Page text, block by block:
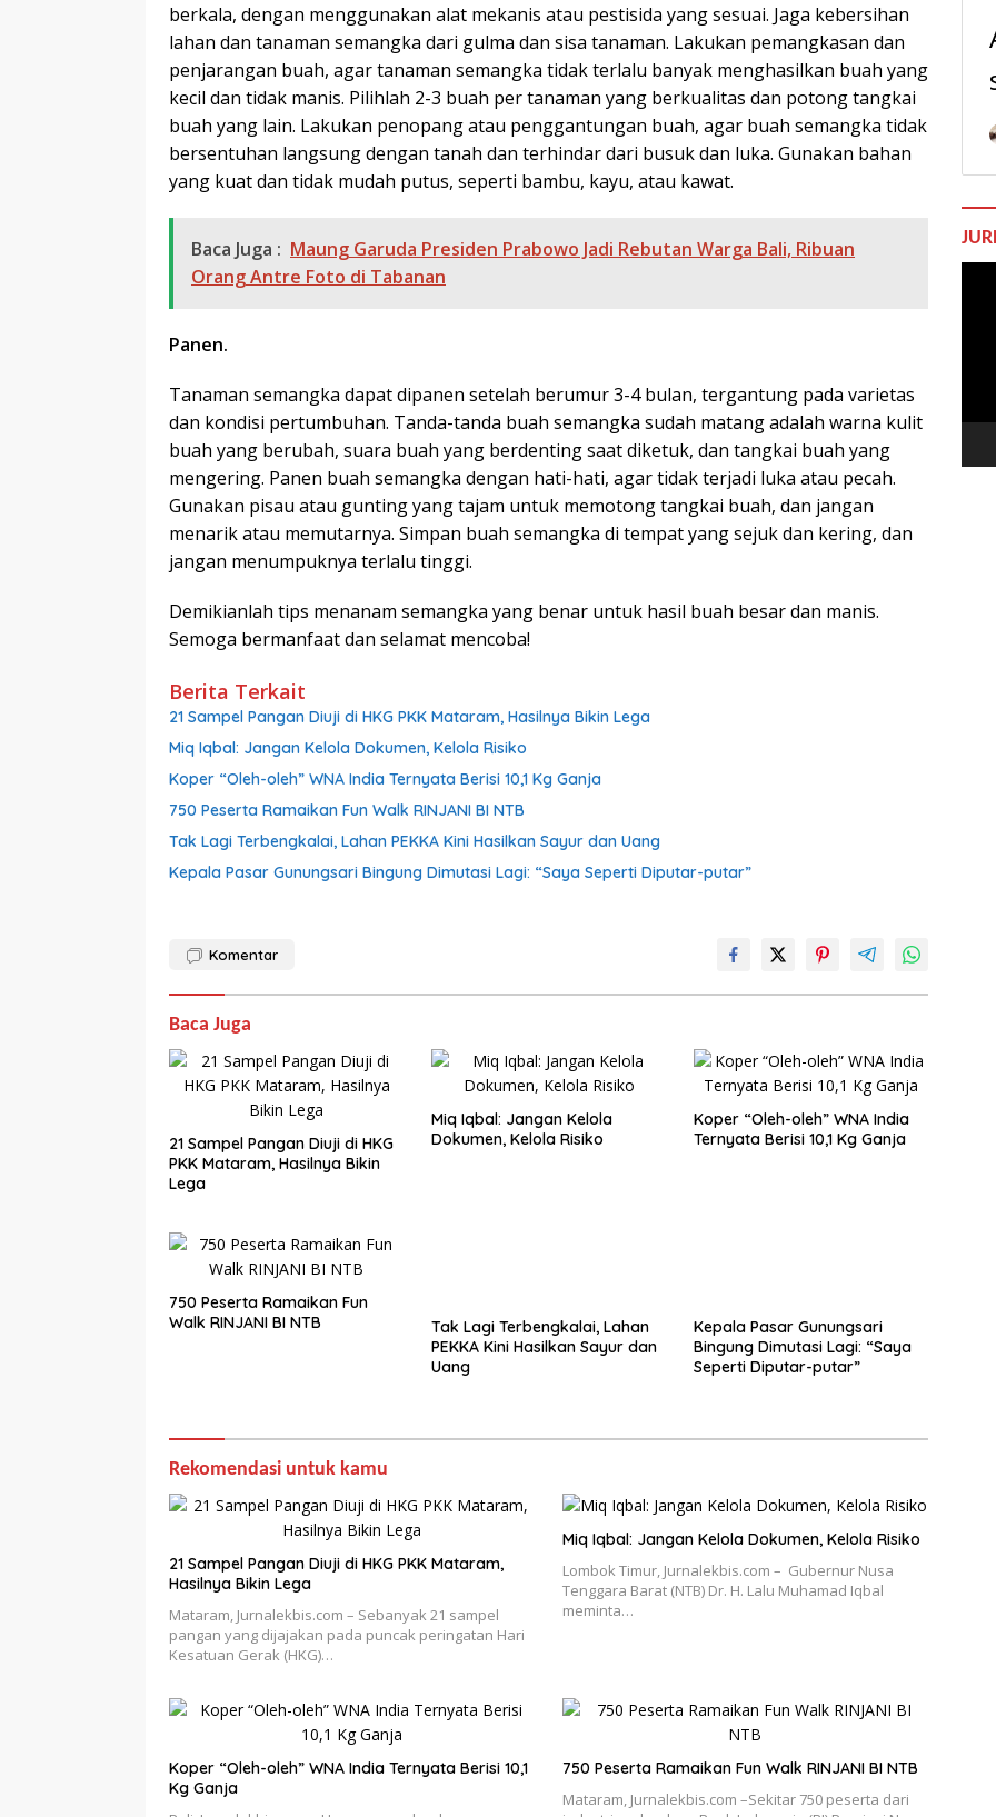
berkala, dengan menggunakan alat mekanis atau pestisida yang sesuai. Jaga kebersihan
lahan dan tanaman semangka dari gulma dan sisa tanaman. Lakukan pemangkasan dan
penjarangan buah, agar tanaman semangka tidak terlalu banyak menghasilkan buah yang
kecil dan tidak manis. Pilihlah 2-3 buah per tanaman yang berkualitas dan potong tangkai
buah yang lain. Lakukan penopang atau penggantungan buah, agar buah semangka tidak
bersentuhan langsung dengan tanah dan terhindar dari busuk dan luka. Gunakan bahan
yang kuat dan tidak mudah putus, seperti bambu, kayu, atau kawat.
Baca Juga : Maung Garuda Presiden Prabowo Jadi Rebutan Warga Bali, Ribuan
Orang Antre Foto di Tabanan
Panen.
Tanaman semangka dapat dipanen setelah berumur 3-4 bulan, tergantung pada varietas
dan kondisi pertumbuhan. Tanda-tanda buah semangka sudah matang adalah warna kulit
buah yang berubah, suara buah yang berdenting saat diketuk, dan tangkai buah yang
mengering. Panen buah semangka dengan hati-hati, agar tidak terjadi luka atau pecah.
Gunakan pisau atau gunting yang tajam untuk memotong tangkai buah, dan jangan
menarik atau memutarnya. Simpan buah semangka di tempat yang sejuk dan kering, dan
jangan menumpuknya terlalu tinggi.
Demikianlah tips menanam semangka yang benar untuk hasil buah besar dan manis.
Semoga bermanfaat dan selamat mencoba!
Berita Terkait
21 Sampel Pangan Diuji di HKG PKK Mataram, Hasilnya Bikin Lega
Miq Iqbal: Jangan Kelola Dokumen, Kelola Risiko
Koper “Oleh-oleh” WNA India Ternyata Berisi 10,1 Kg Ganja
750 Peserta Ramaikan Fun Walk RINJANI BI NTB
Tak Lagi Terbengkalai, Lahan PEKKA Kini Hasilkan Sayur dan Uang
Kepala Pasar Gunungsari Bingung Dimutasi Lagi: “Saya Seperti Diputar-putar”
Komentar
Baca Juga
21 Sampel Pangan Diuji di HKG
PKK Mataram, Hasilnya Bikin
Lega
Miq Iqbal: Jangan Kelola
Dokumen, Kelola Risiko
Koper “Oleh-oleh” WNA India
Ternyata Berisi 10,1 Kg Ganja
750 Peserta Ramaikan Fun
Walk RINJANI BI NTB
Tak Lagi Terbengkalai, Lahan
PEKKA Kini Hasilkan Sayur dan
Uang
Kepala Pasar Gunungsari
Bingung Dimutasi Lagi: “Saya
Seperti Diputar-putar”
Rekomendasi untuk kamu
21 Sampel Pangan Diuji di HKG PKK Mataram,
Hasilnya Bikin Lega
Mataram, Jurnalekbis.com – Sebanyak 21 sampel
pangan yang dijajakan pada puncak peringatan Hari
Kesatuan Gerak (HKG)…
Miq Iqbal: Jangan Kelola Dokumen, Kelola Risiko
Lombok Timur, Jurnalekbis.com – Gubernur Nusa
Tenggara Barat (NTB) Dr. H. Lalu Muhamad Iqbal
meminta…
Koper “Oleh-oleh” WNA India Ternyata Berisi 10,1
Kg Ganja
750 Peserta Ramaikan Fun Walk RINJANI BI NTB
Mataram, Jurnalekbis.com –Sekitar 750 peserta dari